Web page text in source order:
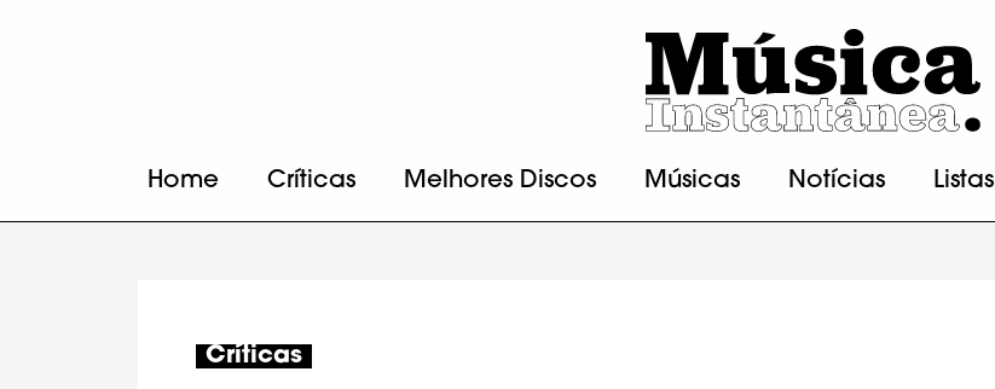
Home Críticas Melhores Discos Músicas Notícias Listas
Críticas